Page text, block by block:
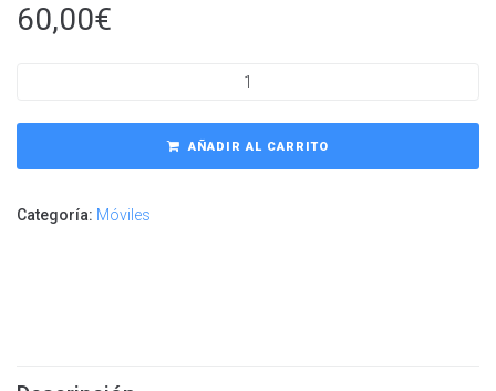
60,00€
AÑADIR AL CARRITO
Categoría: Móviles